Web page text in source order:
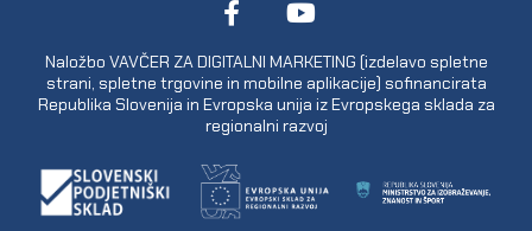
Naložbo VAVČER ZA DIGITALNI MARKETING (izdelavo spletne
strani, spletne trgovine in mobilne aplikacije) sofinancirata
Republika Slovenija in Evropska unija iz Evropskega sklada za
regionalni razvoj